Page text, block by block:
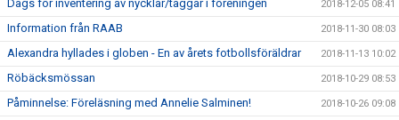
Dags för inventering av nycklar/taggar i föreningen 2018-12-05 08:41
Information från RAAB 2018-11-30 08:03
Alexandra hyllades i globen - En av årets fotbollsföräldrar 2018-11-13 10:02
Röbäcksmössan 2018-10-29 08:53
Påminnelse: Föreläsning med Annelie Salminen! 2018-10-26 09:08